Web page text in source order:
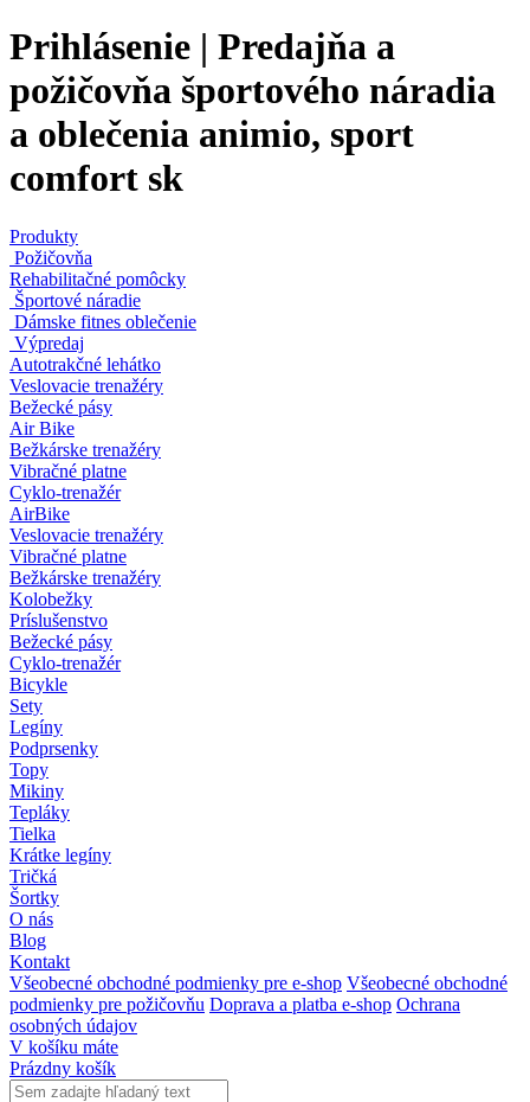
Prihlásenie | Predajňa a
požičovňa športového náradia
a oblečenia animio, sport
comfort sk
Produkty
Požičovňa
Rehabilitačné pomôcky
Športové náradie
Dámske fitnes oblečenie
Výpredaj
Autotrakčné lehátko
Veslovacie trenažéry
Bežecké pásy
Air Bike
Bežkárske trenažéry
Vibračné platne
Cyklo-trenažér
AirBike
Veslovacie trenažéry
Vibračné platne
Bežkárske trenažéry
Kolobežky
Príslušenstvo
Bežecké pásy
Cyklo-trenažér
Bicykle
Sety
Legíny
Podprsenky
Topy
Mikiny
Tepláky
Tielka
Krátke legíny
Tričká
Šortky
O nás
Blog
Kontakt
Všeobecné obchodné podmienky pre e-shop Všeobecné obchodné
podmienky pre požičovňu Doprava a platba e-shop Ochrana
osobných údajov
V košíku máte
Prázdny košík